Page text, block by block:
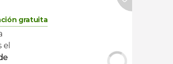
gratuita